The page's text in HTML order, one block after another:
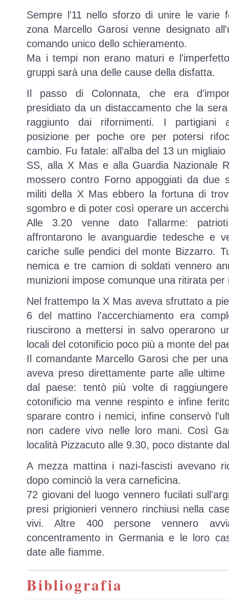
Sempre l'11 nello sforzo di unire le varie
zona Marcello Garosi venne designato
comando unico dello schieramento.
Ma i tempi non erano maturi e
gruppi sarà una delle cause della disfatta.
Il passo di Colonnata, che era
presidiato da un distaccamento che la
raggiunto dai rifornimenti. I partigiani
posizione per poche ore per potersi
cambio. Fu fatale: all'alba del 13 un
SS, alla X Mas e alla Guardia Nazionale
mossero contro Forno appoggiati da due
militi della X Mas ebbero la fortuna di
sgombro e di poter così operare un
Alle 3.20 venne dato l'allarme:
affrontarono le avanguardie tedesche e
cariche sulle pendici del monte Bizzarro.
nemica e tre camion di soldati vennero
munizioni impose comunque una ritirata per
Nel frattempo la X Mas aveva sfruttato a
6 del mattino l'accerchiamento era
riuscirono a mettersi in salvo operarono
locali del cotonificio poco più a monte del
Il comandante Marcello Garosi che per
aveva preso direttamente parte alle
dal paese: tentò più volte di
cotonificio ma venne respinto e infine
sparare contro i nemici, infine conservò
non cadere vivo nelle loro mani. Così
località Pizzacuto alle 9.30, poco distante
A mezza mattina i nazi-fascisti avevano
dopo cominciò la vera carneficina.
72 giovani del luogo vennero fucilati
presi prigionieri vennero rinchiusi nella
vivi. Altre 400 persone vennero
concentramento in Germania e le loro
date alle fiamme.
Bibliografia